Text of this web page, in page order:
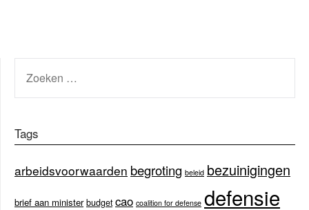
NAAR:
Tags
arbeidsvoorwaarden begroting beleid bezuinigingen
brief aan minister budget cao coalition for defense defensie